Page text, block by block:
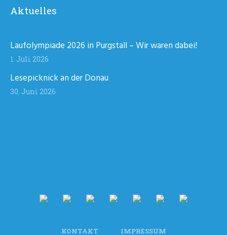
Aktuelles
Laufolympiade 2026 in Purgstall – Wir waren dabei!
1. Juli 2026
Lesepicknick an der Donau
30. Juni 2026
KONTAKT IMPRESSUM